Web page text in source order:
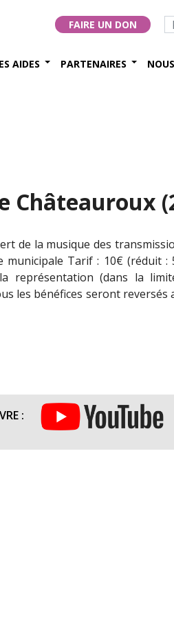
FAIRE UN DON
AIDES PARTENAIRES
Châteauroux
de la musique des
municipale Tarif : 10€ (réduit
(dans la
les bénéfices seront
: